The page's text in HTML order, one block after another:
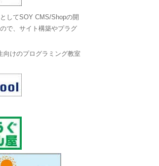
してSOY CMS/Shopの開
で、サイト構築やプラグ
向けのプログラミング教室